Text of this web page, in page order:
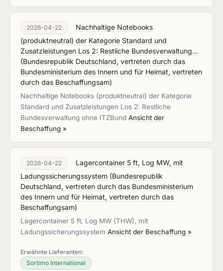
2026-04-22
Nachhaltige Notebooks
(produktneutral) der Kategorie Standard und
Zusatzleistungen Los 2: Restliche Bundesverwaltung...
(Bundesrepublik Deutschland, vertreten durch das
Bundesministerium des Innern und für Heimat, vertreten
durch das Beschaffungsam)
Nachhaltige Notebooks (produktneutral) der Kategorie
Standard und Zusatzleistungen Los 2: Restliche
Bundesverwaltung ohne ITZBund Ansicht der
Beschaffung »
2026-04-22
Lagercontainer 5 ft, Log MW, mit
Ladungssicherungssystem (Bundesrepublik
Deutschland, vertreten durch das Bundesministerium
des Innern und für Heimat, vertreten durch das
Beschaffungsam)
Lagercontainer 5 ft, Log MW (THW), mit
Ladungssicherungssystem Ansicht der Beschaffung »
Erwähnte Lieferanten:
Sortimo International